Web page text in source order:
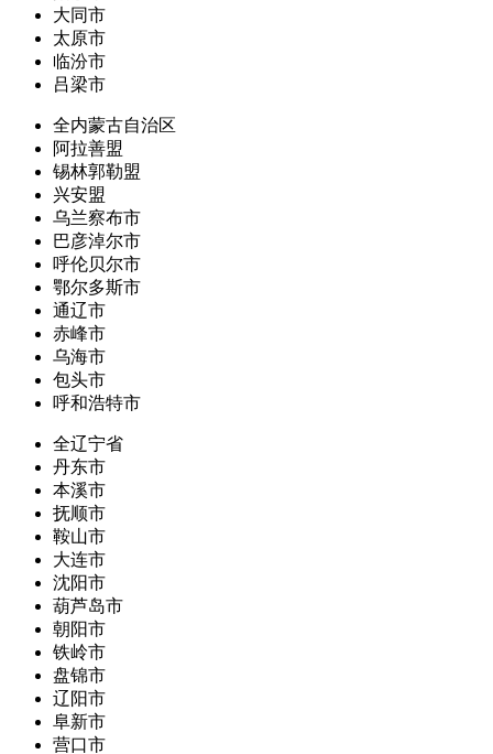
大同市
太原市
临汾市
吕梁市
全内蒙古自治区
阿拉善盟
锡林郭勒盟
兴安盟
乌兰察布市
巴彦淖尔市
呼伦贝尔市
鄂尔多斯市
通辽市
赤峰市
乌海市
包头市
呼和浩特市
全辽宁省
丹东市
本溪市
抚顺市
鞍山市
大连市
沈阳市
葫芦岛市
朝阳市
铁岭市
盘锦市
辽阳市
阜新市
营口市